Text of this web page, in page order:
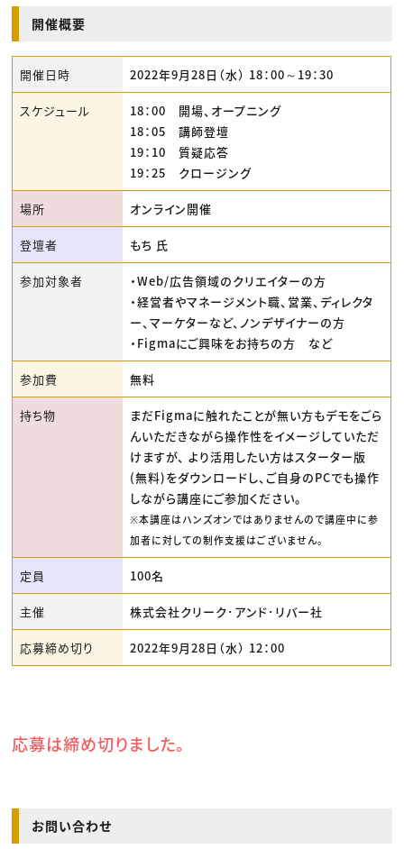
開催概要
開催日時 2022年9月28日（水） 18：00～19：30
スケジュール
18：00 開場、オープニング
18：05 講師登壇
19：10 質疑応答
19：25 クロージング
場所 オンライン開催
登壇者 もち 氏
参加対象者
・Web/広告領域のクリエイターの方
・経営者やマネージメント職、営業、ディレクタ
ー、マーケターなど、ノンデザイナーの方
・Figmaにご興味をお持ちの方 など
参加費 無料
持ち物
まだFigmaに触れたことが無い方もデモをごら
んいただきながら操作性をイメージしていただ
けますが、 より活用したい方はスターター版
(無料)をダウンロードし、ご自身のPCでも操作
しながら講座にご参加ください。
※本講座はハンズオンではありませんので講座中に参
加者に対しての制作支援はございません。
定員 100名
主催 株式会社クリーク･アンド･リバー社
応募締め切り 2022年9月28日（水） 12：00
応募は締め切りました。
お問い合わせ